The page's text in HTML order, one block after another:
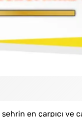
en çarpıcı